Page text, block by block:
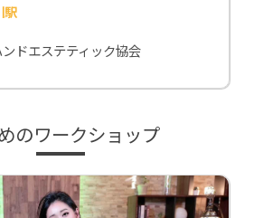
駅
ドエステティック協会
のワークショップ